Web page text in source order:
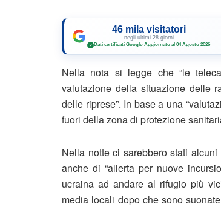
46 mila visitatori
negli ultimi 28 giorni
✓ Dati certificati Google·Aggiornato al 04 Agosto 2026
Nella nota si legge che “le
valutazione della situazione delle
delle riprese”. In base a una
fuori della zona di protezione
Nella notte ci sarebbero stati alcuni
anche di “allerta per nuove
ucraina ad andare al rifugio più
media locali dopo che sono